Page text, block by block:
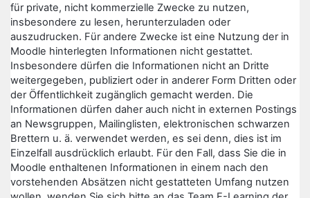
für private, nicht kommerzielle Zwecke zu nutzen,
insbesondere zu lesen, herunterzuladen oder
auszudrucken. Für andere Zwecke ist eine Nutzung der in
Moodle hinterlegten Informationen nicht gestattet.
Insbesondere dürfen die Informationen nicht an Dritte
weitergegeben, publiziert oder in anderer Form Dritten oder
der Öffentlichkeit zugänglich gemacht werden. Die
Informationen dürfen daher auch nicht in externen Postings
an Newsgruppen, Mailinglisten, elektronischen schwarzen
Brettern u. ä. verwendet werden, es sei denn, dies ist im
Einzelfall ausdrücklich erlaubt. Für den Fall, dass Sie die in
Moodle enthaltenen Informationen in einem nach den
vorstehenden Absätzen nicht gestatteten Umfang nutzen